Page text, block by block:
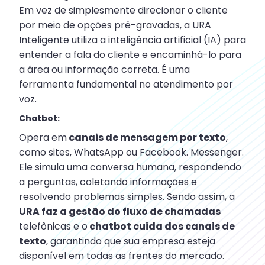
Em vez de simplesmente direcionar o cliente
por meio de opções pré-gravadas, a URA
Inteligente utiliza a inteligência artificial (IA) para
entender a fala do cliente e encaminhá-lo para
a área ou informação correta. É uma
ferramenta fundamental no atendimento por
voz.
Chatbot:
Opera emcanais de mensagem por texto,
como sites, WhatsApp ou Facebook. Messenger.
Ele simula uma conversa humana, respondendo
a perguntas, coletando informações e
resolvendo problemas simples. Sendo assim, a
URA faz a gestão do fluxo de chamadas
telefônicas e o chatbot cuida dos canais de
texto, garantindo que sua empresa esteja
disponível em todas as frentes do mercado.